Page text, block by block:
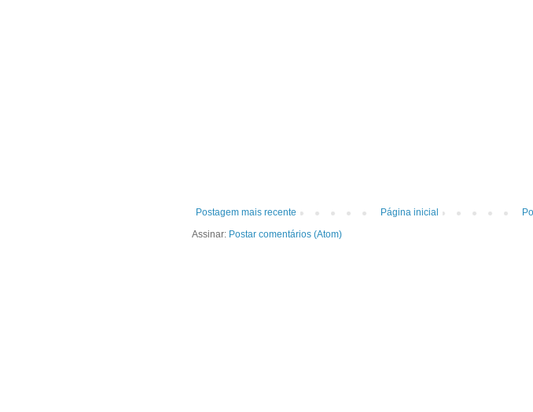
Postagem mais recente
Página inicial
Assinar: Postar comentários (Atom)